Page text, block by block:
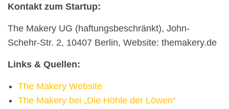
Kontakt zum Startup:
The Makery UG (haftungsbeschränkt), John-
Schehr-Str. 2, 10407 Berlin, Website: themakery.de
Links & Quellen:
The Makery Website
The Makery bei „Die Höhle der Löwen“